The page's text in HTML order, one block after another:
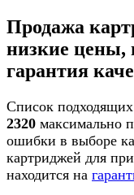
Продажа
низкие цены,
гарантия
Список
2320 максимально
ошибки в выборе
картриджей для
находится на